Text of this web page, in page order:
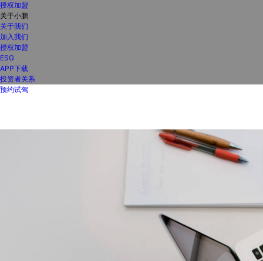
授权加盟
关于小鹏
关于我们
加入我们
授权加盟
ESG
APP下载
投资者关系
预约试驾